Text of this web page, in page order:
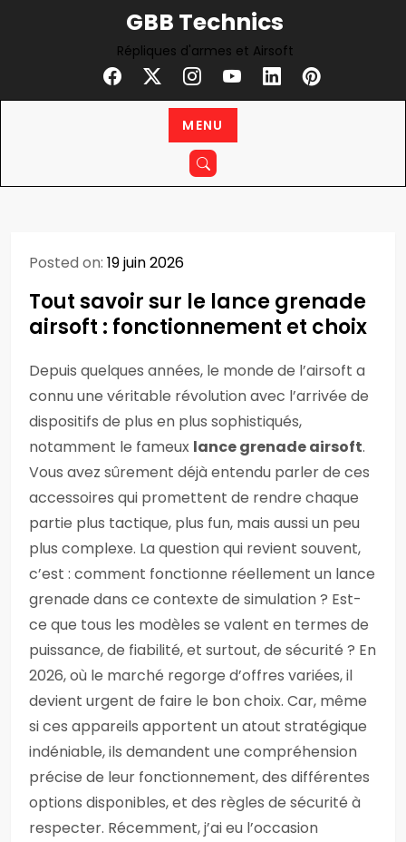
GBB Technics
Répliques d'armes et Airsoft
MENU
Posted on: 19 juin 2026
Tout savoir sur le lance grenade
airsoft : fonctionnement et choix
Depuis quelques années, le monde de l’airsoft a
connu une véritable révolution avec l’arrivée de
dispositifs de plus en plus sophistiqués,
notamment le fameux lance grenade airsoft.
Vous avez sûrement déjà entendu parler de ces
accessoires qui promettent de rendre chaque
partie plus tactique, plus fun, mais aussi un peu
plus complexe. La question qui revient souvent,
c’est : comment fonctionne réellement un lance
grenade dans ce contexte de simulation ? Est-
ce que tous les modèles se valent en termes de
puissance, de fiabilité, et surtout, de sécurité ? En
2026, où le marché regorge d’offres variées, il
devient urgent de faire le bon choix. Car, même
si ces appareils apportent un atout stratégique
indéniable, ils demandent une compréhension
précise de leur fonctionnement, des différentes
options disponibles, et des règles de sécurité à
respecter. Récemment, j’ai eu l’occasion